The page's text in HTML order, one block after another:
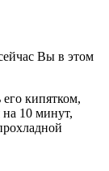
Вы в этом
кипятком,
на 10 минут,